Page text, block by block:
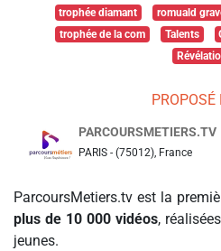
trophée diamant romuald
trophée de la com
Talents
PROPOSÉ
PARCOURSMETIERS.TV
PARIS - (75012), France
ParcoursMetiers.tv est la
plus de 10 000 vidéos,
jeunes.